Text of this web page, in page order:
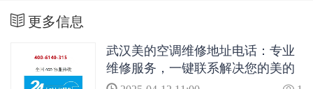
更多信息
武汉美的空调维修地址电话：专业
维修服务，一键联系解决您的美的
空调问题